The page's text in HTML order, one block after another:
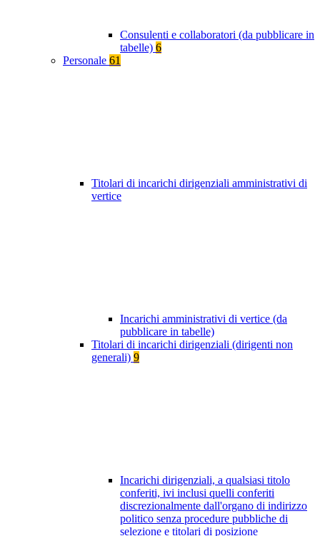
Consulenti e collaboratori (da pubblicare in
tabelle) 6
Personale 61
Titolari di incarichi dirigenziali amministrativi di
vertice
Incarichi amministrativi di vertice (da
pubblicare in tabelle)
Titolari di incarichi dirigenziali (dirigenti non
generali) 9
Incarichi dirigenziali, a qualsiasi titolo
conferiti, ivi inclusi quelli conferiti
discrezionalmente dall'organo di indirizzo
politico senza procedure pubbliche di
selezione e titolari di posizione